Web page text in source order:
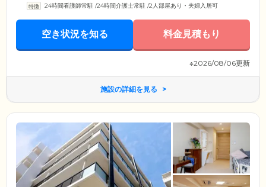
24時間看護師常駐 /24時間介護士常駐 /2人部屋あり・夫婦入居可
空き状況を知る 料金見積もり
※2026/08/06更新
施設の詳細を見る